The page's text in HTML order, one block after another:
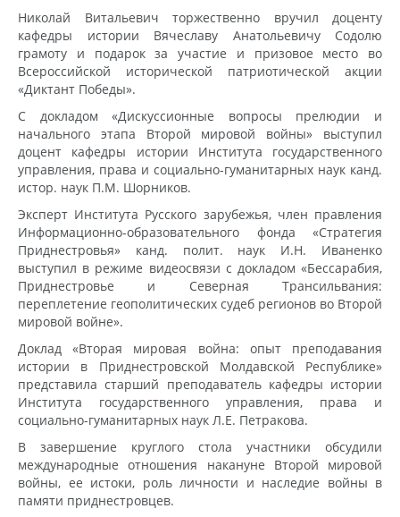
Николай Витальевич торжественно вручил доценту
кафедры истории Вячеславу Анатольевичу Содолю
грамоту и подарок за участие и призовое место во
Всероссийской исторической патриотической акции
«Диктант Победы».
С докладом «Дискуссионные вопросы прелюдии и
начального этапа Второй мировой войны» выступил
доцент кафедры истории Института государственного
управления, права и социально-гуманитарных наук канд.
истор. наук П.М. Шорников.
Эксперт Института Русского зарубежья, член правления
Информационно-образовательного фонда «Стратегия
Приднестровья» канд. полит. наук И.Н. Иваненко
выступил в режиме видеосвязи с докладом «Бессарабия,
Приднестровье и Северная Трансильвания:
переплетение геополитических судеб регионов во Второй
мировой войне».
Доклад «Вторая мировая война: опыт преподавания
истории в Приднестровской Молдавской Республике»
представила старший преподаватель кафедры истории
Института государственного управления, права и
социально-гуманитарных наук Л.Е. Петракова.
В завершение круглого стола участники обсудили
международные отношения накануне Второй мировой
войны, ее истоки, роль личности и наследие войны в
памяти приднестровцев.